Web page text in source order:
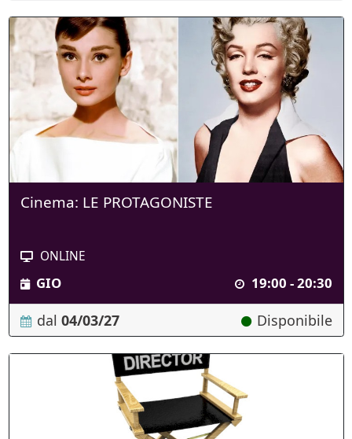
Cinema: LE PROTAGONISTE
ONLINE
GIO 19:00 - 20:30
dal 04/03/27 Disponibile